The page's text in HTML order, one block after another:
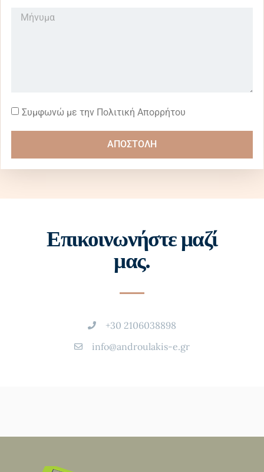
Συμφωνώ με την Πολιτική Απορρήτου
ΑΠΟΣΤΟΛΗ
Επικοινωνήστε μαζί
μας.
+30 2106038898
info@androulakis-e.gr